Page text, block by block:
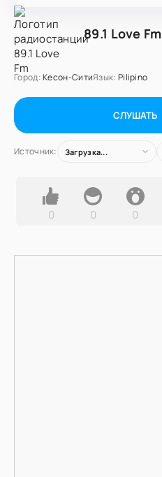
89.1 Love Fm
Город:Кесон-СитиЯзык: Pilipino
СЛУШАТЬ
Источник: Загрузка...
0 0 0